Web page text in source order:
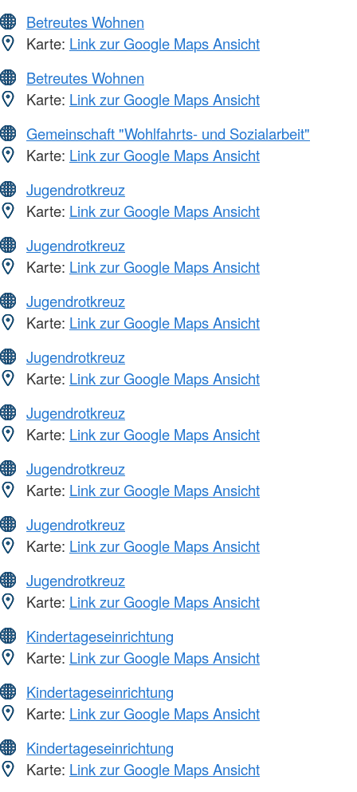
Betreutes Wohnen
Karte: Link zur Google Maps Ansicht
Betreutes Wohnen
Karte: Link zur Google Maps Ansicht
Gemeinschaft "Wohlfahrts- und Sozialarbeit"
Karte: Link zur Google Maps Ansicht
Jugendrotkreuz
Karte: Link zur Google Maps Ansicht
Jugendrotkreuz
Karte: Link zur Google Maps Ansicht
Jugendrotkreuz
Karte: Link zur Google Maps Ansicht
Jugendrotkreuz
Karte: Link zur Google Maps Ansicht
Jugendrotkreuz
Karte: Link zur Google Maps Ansicht
Jugendrotkreuz
Karte: Link zur Google Maps Ansicht
Jugendrotkreuz
Karte: Link zur Google Maps Ansicht
Jugendrotkreuz
Karte: Link zur Google Maps Ansicht
Kindertageseinrichtung
Karte: Link zur Google Maps Ansicht
Kindertageseinrichtung
Karte: Link zur Google Maps Ansicht
Kindertageseinrichtung
Karte: Link zur Google Maps Ansicht